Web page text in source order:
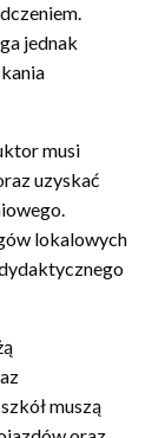
jednak
musi
uzyskać
lokalowych
muszą